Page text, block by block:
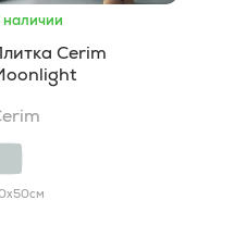
наличии
Cerim
см